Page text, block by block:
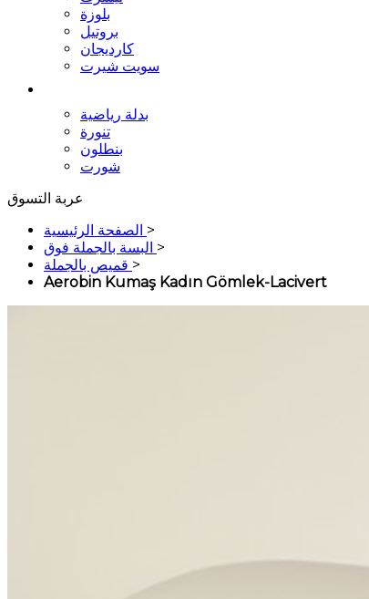
بلوزة
بروتيل
كارديجان
سويت شيرت
بدلة رياضية
تنورة
بنطلون
شورت
عربة التسوق
الصفحة الرئيسية >
البسة بالجملة فوق >
قميص بالجملة >
Aerobin Kumaş Kadın Gömlek-Lacivert